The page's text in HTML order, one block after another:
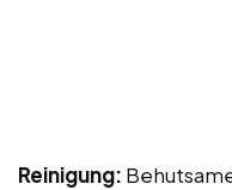
Reinigung: